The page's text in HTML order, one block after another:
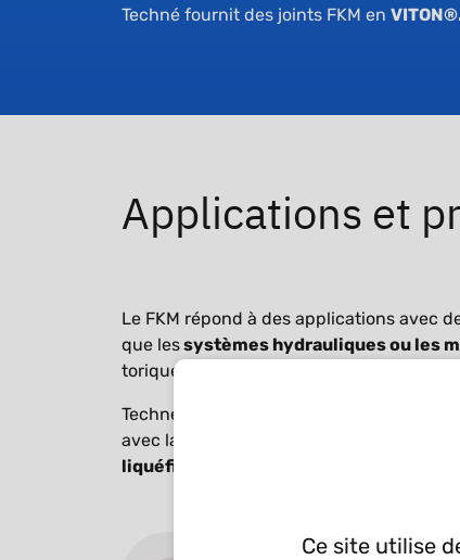
Techné fournit des joints FKM en
Applications et
Le FKM répond à des applications avec
que lessystèmes hydrauliques ou les
toriques et bagues d’étanchéité sont
Techné dispose de FKM spécifiques pour
avec la
liquéfié.
Ce site utilise